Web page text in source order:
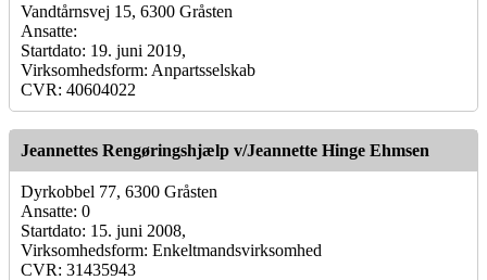
Vandtårnsvej 15, 6300 Gråsten
Ansatte:
Startdato: 19. juni 2019,
Virksomhedsform: Anpartsselskab
CVR: 40604022
Jeannettes Rengøringshjælp v/Jeannette Hinge Ehmsen
Dyrkobbel 77, 6300 Gråsten
Ansatte: 0
Startdato: 15. juni 2008,
Virksomhedsform: Enkeltmandsvirksomhed
CVR: 31435943